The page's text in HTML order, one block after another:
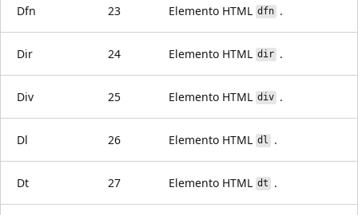
Dfn 23 Elemento HTML dfn.
Dir 24 Elemento HTML dir.
Div 25 Elemento HTML div.
Dl 26 Elemento HTML dl .
Dt 27 Elemento HTML dt .